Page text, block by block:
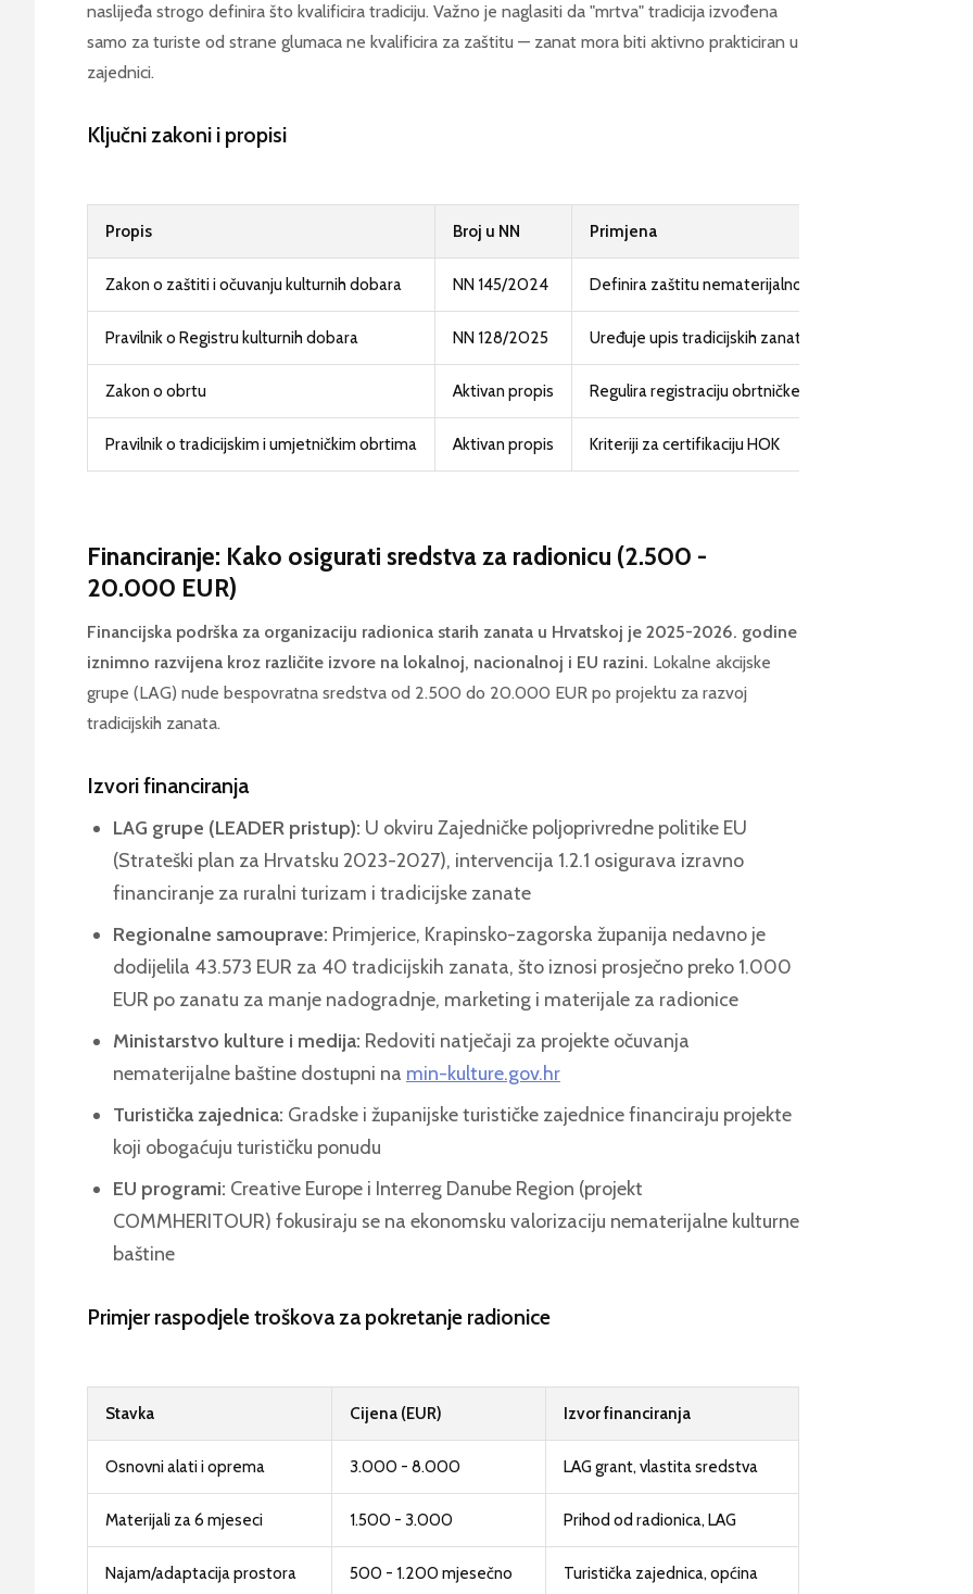
naslijeđa strogo definira što kvalificira tradiciju. Važno je naglasiti da "mrtva" tradicija izvođena
samo za turiste od strane glumaca ne kvalificira za zaštitu — zanat mora biti aktivno prakticiran u
zajednici.
Ključni zakoni i propisi
Propis Broj u NN Primjena
Zakon o zaštiti i očuvanju kulturnih dobara NN 145/2024 Definira zaštitu nematerijalnog naslijeđa
Pravilnik o Registru kulturnih dobara NN 128/2025 Uređuje upis tradicijskih zanata
Zakon o obrtu Aktivan propis Regulira registraciju obrtničke djelatnosti
Pravilnik o tradicijskim i umjetničkim obrtima Aktivan propis Kriteriji za certifikaciju HOK
Financiranje: Kako osigurati sredstva za radionicu (2.500 -
20.000 EUR)
Financijska podrška za organizaciju radionica starih zanata u Hrvatskoj je 2025-2026. godine
iznimno razvijena kroz različite izvore na lokalnoj, nacionalnoj i EU razini. Lokalne akcijske
grupe (LAG) nude bespovratna sredstva od 2.500 do 20.000 EUR po projektu za razvoj
tradicijskih zanata.
Izvori financiranja
LAG grupe (LEADER pristup): U okviru Zajedničke poljoprivredne politike EU
(Strateški plan za Hrvatsku 2023-2027), intervencija 1.2.1 osigurava izravno
financiranje za ruralni turizam i tradicijske zanate
Regionalne samouprave: Primjerice, Krapinsko-zagorska županija nedavno je
dodijelila 43.573 EUR za 40 tradicijskih zanata, što iznosi prosječno preko 1.000
EUR po zanatu za manje nadogradnje, marketing i materijale za radionice
Ministarstvo kulture i medija: Redoviti natječaji za projekte očuvanja
nematerijalne baštine dostupni na min-kulture.gov.hr
Turistička zajednica: Gradske i županijske turističke zajednice financiraju projekte
koji obogaćuju turističku ponudu
EU programi: Creative Europe i Interreg Danube Region (projekt
COMMHERITOUR) fokusiraju se na ekonomsku valorizaciju nematerijalne kulturne
baštine
Primjer raspodjele troškova za pokretanje radionice
Stavka Cijena (EUR) Izvor financiranja
Osnovni alati i oprema 3.000 - 8.000 LAG grant, vlastita sredstva
Materijali za 6 mjeseci 1.500 - 3.000 Prihod od radionica, LAG
Najam/adaptacija prostora 500 - 1.200 mjesečno Turistička zajednica, općina